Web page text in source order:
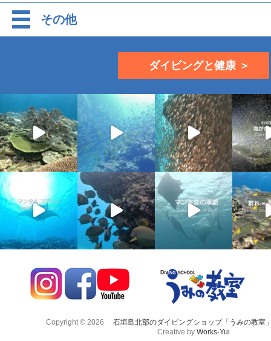
その他
ダイビングと健康 ＞
Copyright © 2026
石垣島北部のダイビングショップ「うみの教室
Creative by Works-Yui